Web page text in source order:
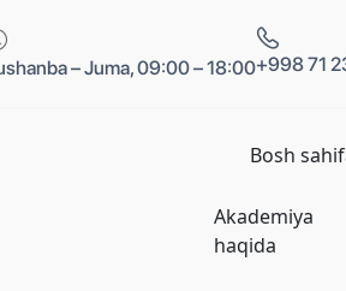
– Juma, 09:00 – 18:00+998 71
Bosh
Akademiya
haqida